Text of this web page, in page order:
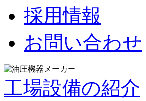
採用情報
お問い合わせ
工場設備の紹介